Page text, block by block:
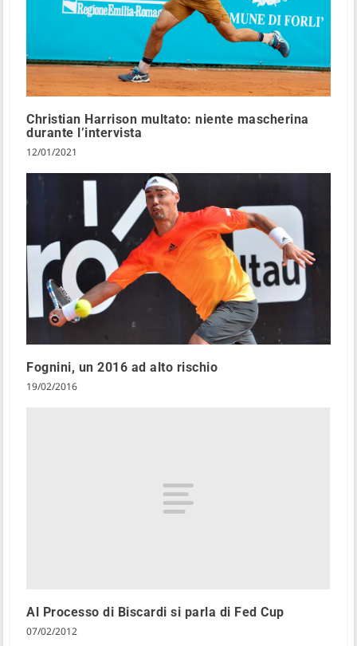
Christian Harrison multato: niente mascherina
durante l’intervista
12/01/2021
Fognini, un 2016 ad alto rischio
19/02/2016
Al Processo di Biscardi si parla di Fed Cup
07/02/2012